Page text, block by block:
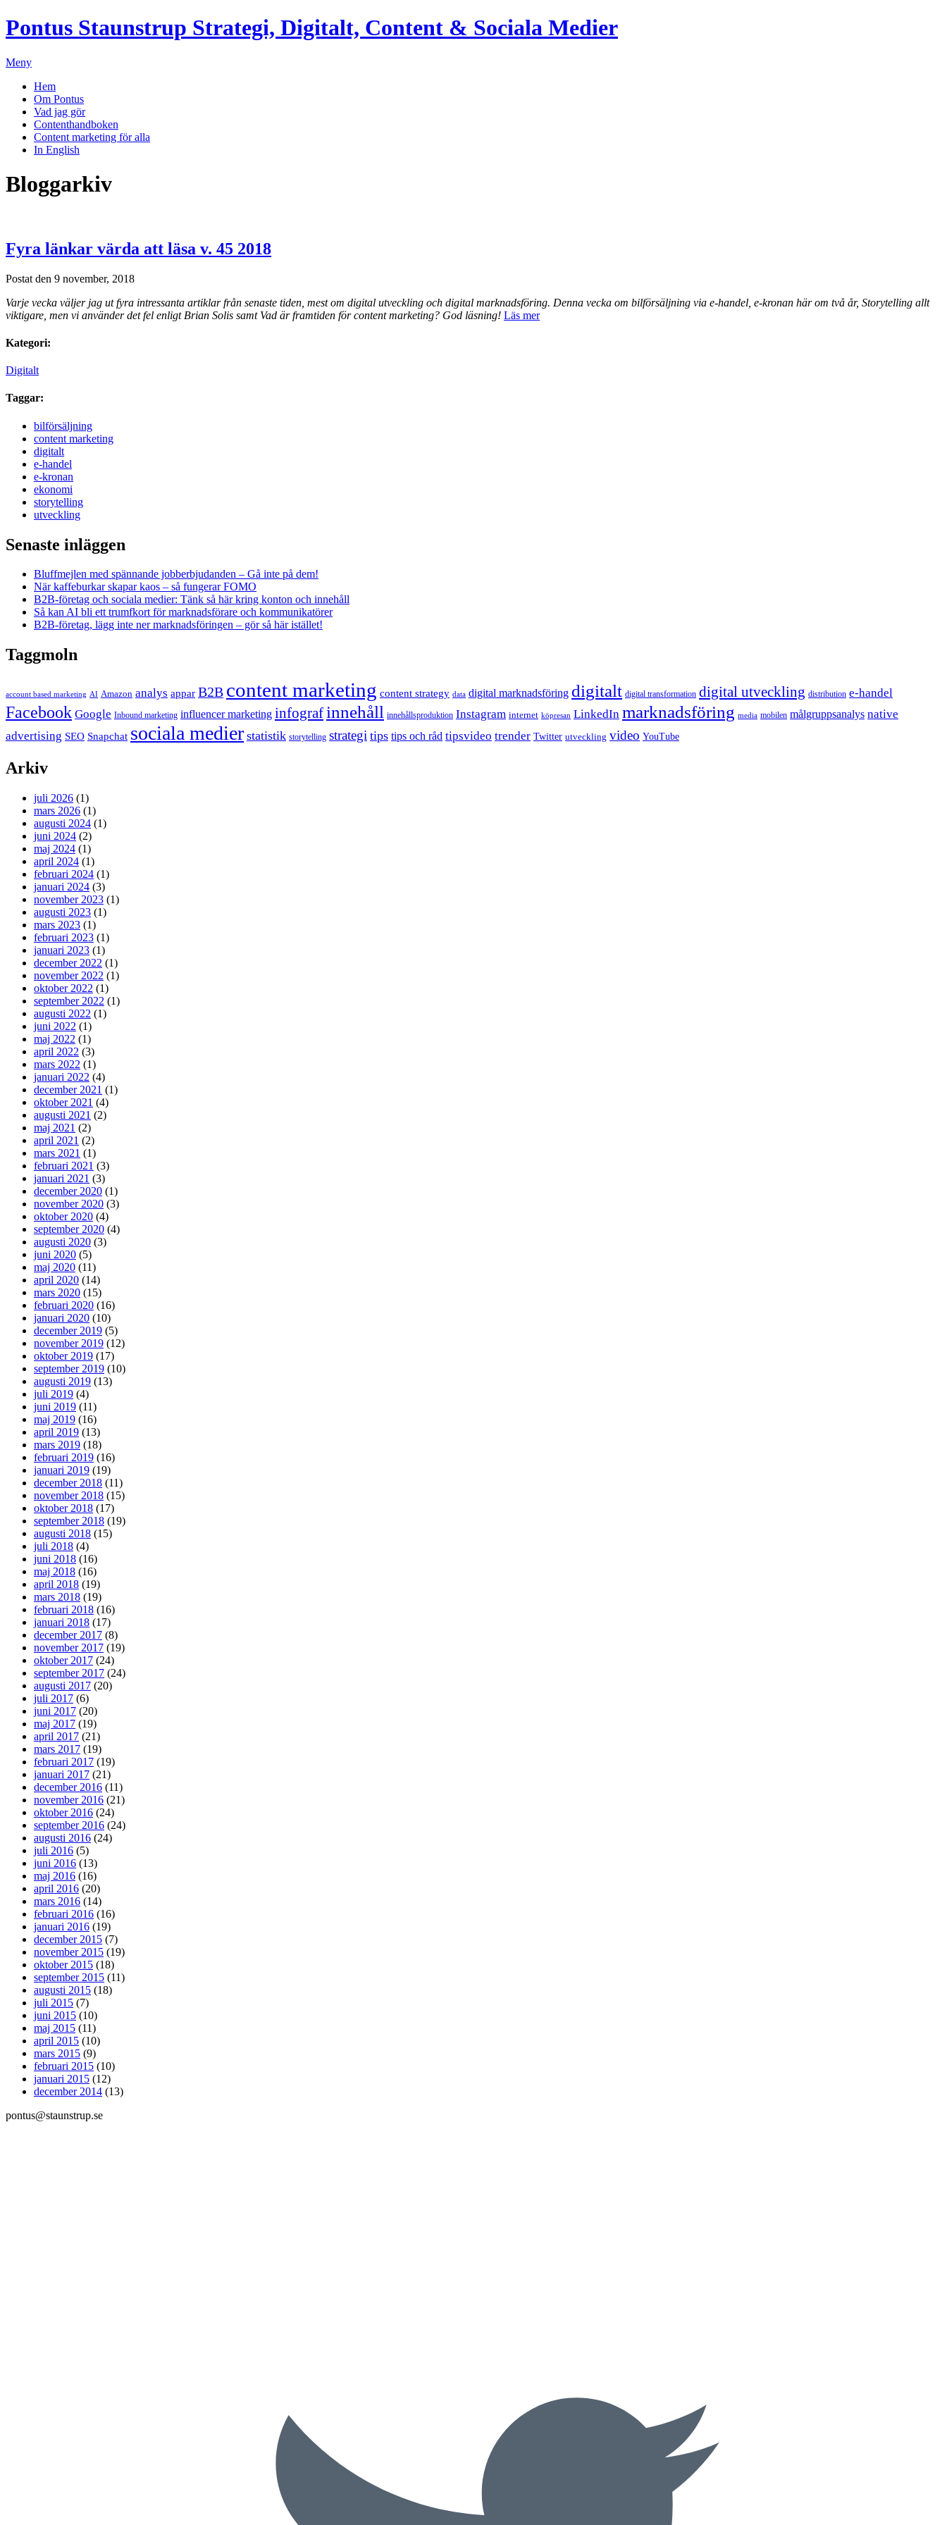
Pontus Staunstrup Strategi, Digitalt, Content & Sociala Medier
Meny
Hem
Om Pontus
Vad jag gör
Contenthandboken
Content marketing för alla
In English
Bloggarkiv
Fyra länkar värda att läsa v. 45 2018
Postat den 9 november, 2018
Varje vecka väljer jag ut fyra intressanta artiklar från senaste tiden, mest om digital utveckling och digital marknadsföring. Denna vecka om bilförsäljning via e-handel, e-kronan här om två år, Storytelling allt
viktigare, men vi använder det fel enligt Brian Solis samt Vad är framtiden för content marketing? God läsning! Läs mer
Kategori:
Digitalt
Taggar:
bilförsäljning
content marketing
digitalt
e-handel
e-kronan
ekonomi
storytelling
utveckling
Senaste inläggen
Bluffmejlen med spännande jobberbjudanden – Gå inte på dem!
När kaffeburkar skapar kaos – så fungerar FOMO
B2B-företag och sociala medier: Tänk så här kring konton och innehåll
Så kan AI bli ett trumfkort för marknadsförare och kommunikatörer
B2B-företag, lägg inte ner marknadsföringen – gör så här istället!
Taggmoln
account based marketing AI Amazon analys appar B2B content marketing content strategy data digital marknadsföring digitalt digital transformation digital utveckling distribution e-handel
Facebook Google Inbound marketing influencer marketing infograf innehåll innehållsproduktion Instagram internet köpresan LinkedIn marknadsföring media mobilen målgruppsanalys native
advertising SEO Snapchat sociala medier statistik storytelling strategi tips tips och råd tipsvideo trender Twitter utveckling video YouTube
Arkiv
juli 2026 (1)
mars 2026 (1)
augusti 2024 (1)
juni 2024 (2)
maj 2024 (1)
april 2024 (1)
februari 2024 (1)
januari 2024 (3)
november 2023 (1)
augusti 2023 (1)
mars 2023 (1)
februari 2023 (1)
januari 2023 (1)
december 2022 (1)
november 2022 (1)
oktober 2022 (1)
september 2022 (1)
augusti 2022 (1)
juni 2022 (1)
maj 2022 (1)
april 2022 (3)
mars 2022 (1)
januari 2022 (4)
december 2021 (1)
oktober 2021 (4)
augusti 2021 (2)
maj 2021 (2)
april 2021 (2)
mars 2021 (1)
februari 2021 (3)
januari 2021 (3)
december 2020 (1)
november 2020 (3)
oktober 2020 (4)
september 2020 (4)
augusti 2020 (3)
juni 2020 (5)
maj 2020 (11)
april 2020 (14)
mars 2020 (15)
februari 2020 (16)
januari 2020 (10)
december 2019 (5)
november 2019 (12)
oktober 2019 (17)
september 2019 (10)
augusti 2019 (13)
juli 2019 (4)
juni 2019 (11)
maj 2019 (16)
april 2019 (13)
mars 2019 (18)
februari 2019 (16)
januari 2019 (19)
december 2018 (11)
november 2018 (15)
oktober 2018 (17)
september 2018 (19)
augusti 2018 (15)
juli 2018 (4)
juni 2018 (16)
maj 2018 (16)
april 2018 (19)
mars 2018 (19)
februari 2018 (16)
januari 2018 (17)
december 2017 (8)
november 2017 (19)
oktober 2017 (24)
september 2017 (24)
augusti 2017 (20)
juli 2017 (6)
juni 2017 (20)
maj 2017 (19)
april 2017 (21)
mars 2017 (19)
februari 2017 (19)
januari 2017 (21)
december 2016 (11)
november 2016 (21)
oktober 2016 (24)
september 2016 (24)
augusti 2016 (24)
juli 2016 (5)
juni 2016 (13)
maj 2016 (16)
april 2016 (20)
mars 2016 (14)
februari 2016 (16)
januari 2016 (19)
december 2015 (7)
november 2015 (19)
oktober 2015 (18)
september 2015 (11)
augusti 2015 (18)
juli 2015 (7)
juni 2015 (10)
maj 2015 (11)
april 2015 (10)
mars 2015 (9)
februari 2015 (10)
januari 2015 (12)
december 2014 (13)
pontus@staunstrup.se